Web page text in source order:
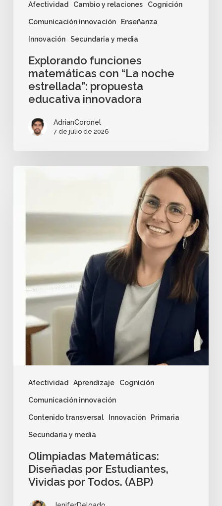
Afectividad Cambio y relaciones Cognición
Comunicación innovación Enseñanza
Innovación Secundaria y media
Explorando funciones
matemáticas con “La noche
estrellada”: propuesta
educativa innovadora
AdrianCoronel
7 de julio de 2026
Afectividad Aprendizaje Cognición
Comunicación innovación
Contenido transversal Innovación Primaria
Secundaria y media
Olimpiadas Matemáticas:
Diseñadas por Estudiantes,
Vividas por Todos. (ABP)